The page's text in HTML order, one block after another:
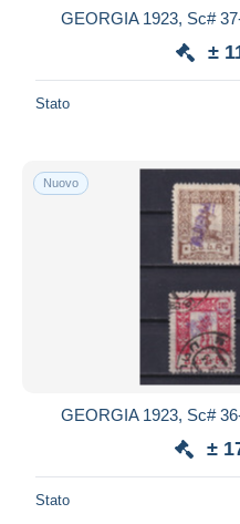
GEORGIA 1923, Sc#
±
Stato
Nuovo
GEORGIA 1923, Sc#
±
Stato